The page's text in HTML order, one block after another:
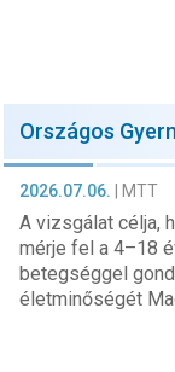
Országos
2026.07.06. MTT
A vizsgálat célja,
mérje fel a 4–18
betegséggel
életminőségét